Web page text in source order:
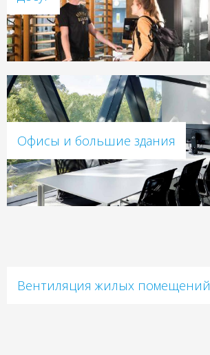
Офисы и большие здания
Вентиляция жилых помещений